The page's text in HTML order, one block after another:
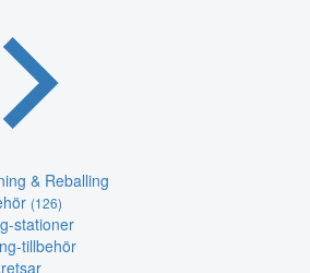
& Reballing
(126)
stationer
tillbehör